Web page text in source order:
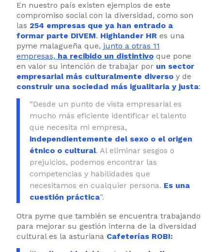
En nuestro país existen ejemplos de este
compromiso social con la diversidad, como son
las 254 empresas que ya han entrado a
formar parte DIVEM. Highlander HRes una
pyme malagueña que, junto a otras 11
empresas, ha recibido un distintivoque pone
en valor su intención de trabajar por un sector
empresarial más culturalmente diversoy de
construir una sociedad más igualitaria y justa:
“Desde un punto de vista empresarial es
mucho más eficiente identificar el talento
que necesita mi empresa,
independientemente del sexo o el origen
étnico o cultural. Al eliminar sesgos o
prejuicios, podemos encontrar las
competencias y habilidades que
necesitamos en cualquier persona. Es una
cuestión práctica”.
Otra pyme que también se encuentra trabajando
para mejorar su gestión interna de la diversidad
cultural es la asturiana Cafeterías ROBI: